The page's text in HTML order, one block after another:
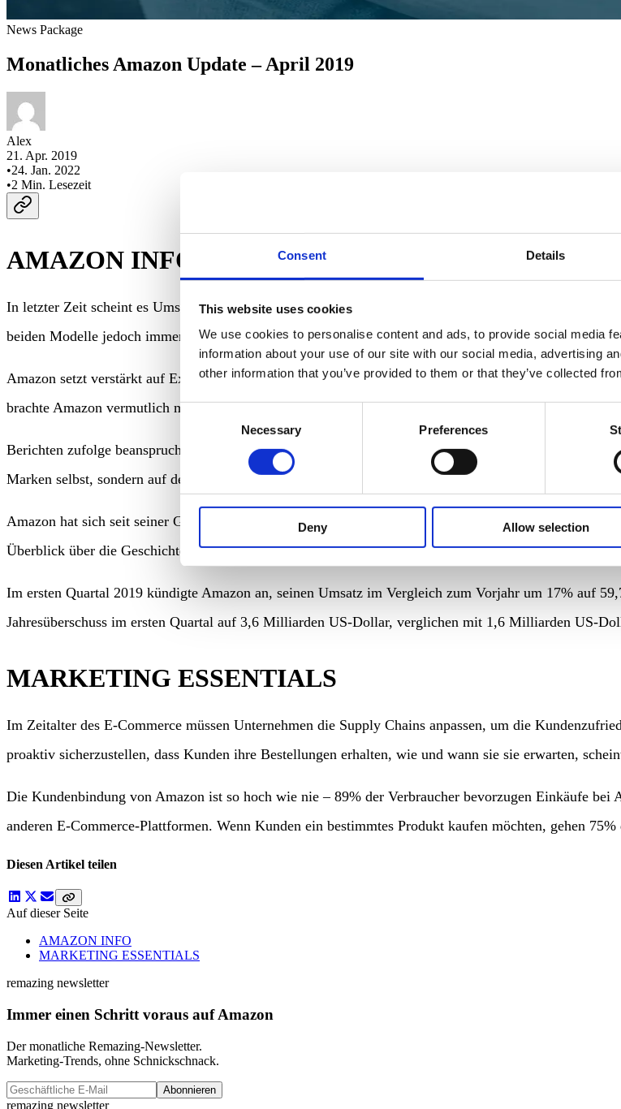
Consent Details
This website uses cookies
We use cookies to personalise content and ads, to provide social media
information about your use of our site with our social media, advertising
other information that you’ve provided to them or that they’ve collected
Consent
Necessary Preferences
Deny Allow selection
News Package
Monatliches Amazon Update – April 2019
Alex
21. Apr. 2019
•24. Jan. 2022
•2 Min. Lesezeit
AMAZON INFO
In letzter Zeit scheint es Umstrukturierungen im Amazon Vendor Central gegeben zu haben und
beiden Modelle jedoch immer mehr anzugleichen. Im Folgenden ein Überblick zu den beiden
Amazon setzt verstärkt auf Exklusivmarken. Hier lässt sich ein Strategiewechsel erkennen, denn noch
brachte Amazon vermutlich mehr als 100 Marken auf die Plattform, deren Wirkung jedoch
Berichten zufolge beanspruchte die interne Entwicklung von Marken zu viel Zeit und Kosten für
Marken selbst, sondern auf den Erwerb eigener Private Label Brands.
Link
Amazon hat sich seit seiner Gründung als Buchhändler im Jahr 1995 zu einem der bedeutendsten
Überblick über die Geschichte von den Anfängen bis zur jüngsten Akquisition von Whole Foods im
Im ersten Quartal 2019 kündigte Amazon an, seinen Umsatz im Vergleich zum Vorjahr um 17% auf
Jahresüberschuss im ersten Quartal auf 3,6 Milliarden US-Dollar, verglichen mit 1,6 Milliarden US-
MARKETING ESSENTIALS
Im Zeitalter des E-Commerce müssen Unternehmen die Supply Chains anpassen, um die
proaktiv sicherzustellen, dass Kunden ihre Bestellungen erhalten, wie und wann sie sie erwarten,
Die Kundenbindung von Amazon ist so hoch wie nie – 89% der Verbraucher bevorzugen Einkäufe
anderen E-Commerce-Plattformen. Wenn Kunden ein bestimmtes Produkt kaufen möchten, gehen
Diesen Artikel teilen
Auf dieser Seite
AMAZON INFO
MARKETING ESSENTIALS
remazing newsletter
Immer einen Schritt voraus auf Amazon
Der monatliche Remazing-Newsletter.
Marketing-Trends, ohne Schnickschnack.
Abonnieren
remazing newsletter